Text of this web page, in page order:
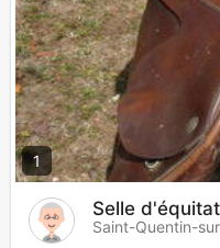
1
Selle
Saint-Quentin-